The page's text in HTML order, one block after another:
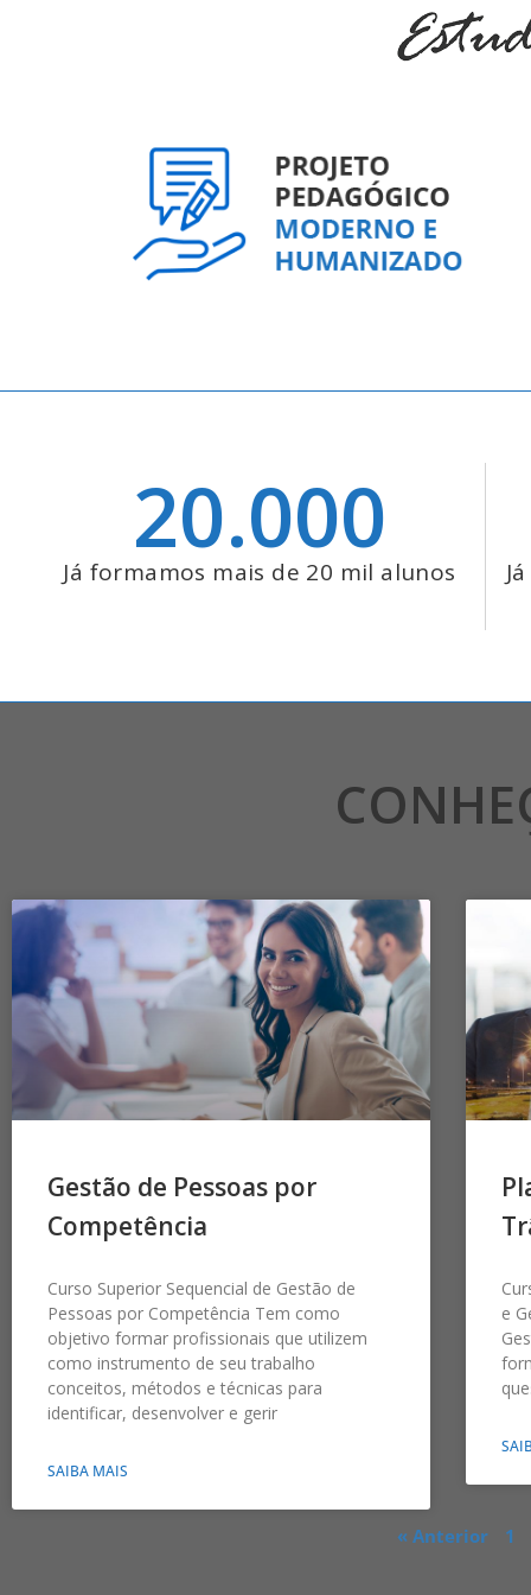
Já formamos mais de 20 mil alunos
20.000
Gestão de Pessoas por
Competência
Curso Superior Sequencial de Gestão de
Pessoas por Competência Tem como
objetivo formar profissionais que utilizem
como instrumento de seu trabalho
conceitos, métodos e técnicas para
identificar, desenvolver e gerir
SAIBA MAIS
e
« Anterior 1